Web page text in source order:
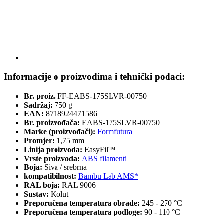
Informacije o proizvodima i tehnički podaci:
Br. proiz. FF-EABS-175SLVR-00750
Sadržaj: 750 g
EAN: 8718924471586
Br. proizvođača: EABS-175SLVR-00750
Marke (proizvođači): Formfutura
Promjer: 1,75 mm
Linija proizvoda: EasyFil™
Vrste proizvoda: ABS filamenti
Boja: Siva / srebrna
kompatibilnost: Bambu Lab AMS*
RAL boja: RAL 9006
Sustav: Kolut
Preporučena temperatura obrade: 245 - 270 °C
Preporučena temperatura podloge: 90 - 110 °C